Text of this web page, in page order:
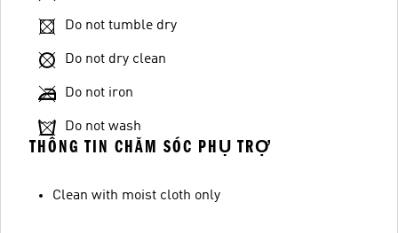
Do not tumble dry
Do not dry clean
Do not iron
Do not wash
THÔNG TIN CHĂM SÓC PHỤ TRỢ
Clean with moist cloth only